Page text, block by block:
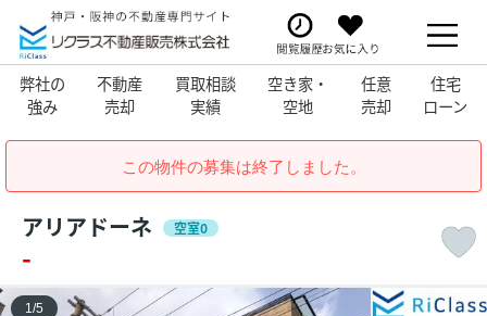
弊社の
強み
不動産
売却
買取相談
実績
空き家・
空地
任意
売却
住宅
ローン
この物件の募集は終了しました。
アリアドーネ 空室0
-
1/5